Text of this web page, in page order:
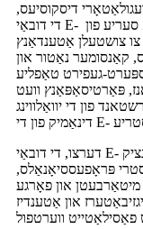
דיסקוסיעס,
די דובאַי E- סיגאַרעטטע ווייַזן וועט אויך האָבן אַ סעריע פון ​​
צו צושטעלן אַטענדאַנץ
קאַנסומער נאַטור און
געפירט טאַפליע
פּאַרטיסאַפּאַנץ וועט
פון די יוואַלווינג
דערצו, די דובאַי E- סיגאַרעטטע ווייַזן וועט פאָרשלאָגן אַ יינציק
פּראָפעססיאָנאַלס,
מיטאַרבעטן און פאָרגע
און אַטענדיז
פאַסילאַטייט ווערטפול